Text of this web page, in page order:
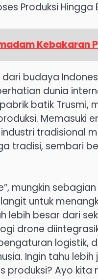
Produksi Hingga
Kebakaran
budaya
dunia
batik Trusmi,
Memasuki
tradisional
tradisi, sembari
mungkin
untuk
lebih besar dari
drone
logistik,
Ingin tahu
Ayo kita